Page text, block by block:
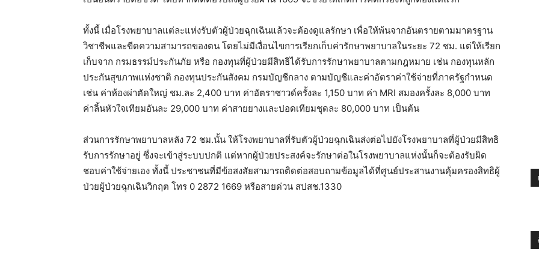
ทั้งนี้ เมื่อโรงพยาบาลแต่ละแห่งรับตัวผู้ป่วยฉุกเฉินแล้วจะต้องดูแลรักษา เพื่อให้พ้นจากอันตรายตามมาตรฐาน
วิชาชีพและขีดความสามารถของตน โดยไม่มีเงื่อนไขการเรียกเก็บค่ารักษาพยาบาลในระยะ 72 ชม. แต่ให้เรียก
เก็บจาก กรมธรรม์ประกันภัย หรือ กองทุนที่ผู้ป่วยมีสิทธิได้รับการรักษาพยาบาลตามกฎหมาย เช่น กองทุนหลัก
ประกันสุขภาพแห่งชาติ กองทุนประกันสังคม กรมบัญชีกลาง ตามบัญชีและค่าอัตราค่าใช้จ่ายที่ภาครัฐกำหนด
เช่น ค่าห้องผ่าตัดใหญ่ ชม.ละ 2,400 บาท ค่าอัตราซาวด์ครั้งละ 1,150 บาท ค่า MRI สมองครั้งละ 8,000 บาท
ค่าลิ้นหัวใจเทียมอันละ 29,000 บาท ค่าสายยางและปอดเทียมชุดละ 80,000 บาท เป็นต้น
ส่วนการรักษาพยาบาลหลัง 72 ชม.นั้น ให้โรงพยาบาลที่รับตัวผู้ป่วยฉุกเฉินส่งต่อไปยังโรงพยาบาลที่ผู้ป่วยมีสิทธิ
รับการรักษาอยู่ ซึ่งจะเข้าสู่ระบบปกติ แต่หากผู้ป่วยประสงค์จะรักษาต่อในโรงพยาบาลแห่งนั้นก็จะต้องรับผิด
ชอบค่าใช้จ่ายเอง ทั้งนี้ ประชาชนที่มีข้อสงสัยสามารถติดต่อสอบถามข้อมูลได้ที่ศูนย์ประสานงานคุ้มครองสิทธิผู้
ป่วยผู้ป่วยฉุกเฉินวิกฤต โทร 0 2872 1669 หรือสายด่วน สปสช.1330